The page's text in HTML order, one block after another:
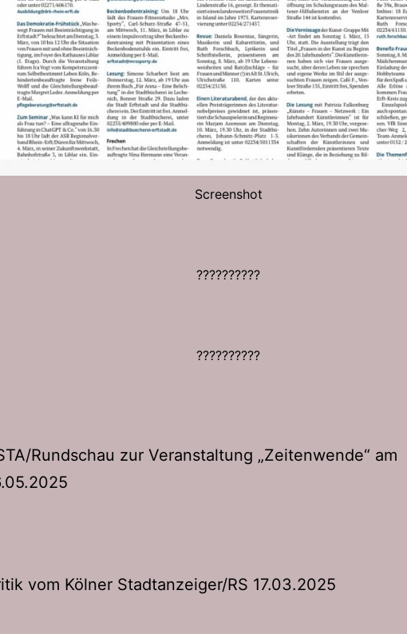
Screenshot
??????????
??????????
Rundschau zur Veranstaltung „Zeitenwende“ am
vom Kölner Stadtanzeiger/RS 17.03.2025